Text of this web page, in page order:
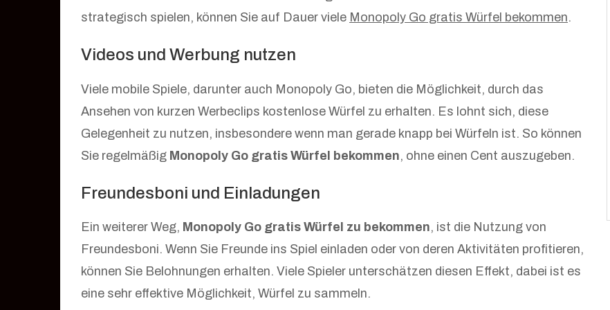
strategisch spielen, können Sie auf Dauer viele Monopoly Go gratis Würfel bekommen.
Videos und Werbung nutzen
Viele mobile Spiele, darunter auch Monopoly Go, bieten die Möglichkeit, durch das
Ansehen von kurzen Werbeclips kostenlose Würfel zu erhalten. Es lohnt sich, diese
Gelegenheit zu nutzen, insbesondere wenn man gerade knapp bei Würfeln ist. So können
Sie regelmäßig Monopoly Go gratis Würfel bekommen, ohne einen Cent auszugeben.
Freundesboni und Einladungen
Ein weiterer Weg, Monopoly Go gratis Würfel zu bekommen, ist die Nutzung von
Freundesboni. Wenn Sie Freunde ins Spiel einladen oder von deren Aktivitäten profitieren,
können Sie Belohnungen erhalten. Viele Spieler unterschätzen diesen Effekt, dabei ist es
eine sehr effektive Möglichkeit, Würfel zu sammeln.